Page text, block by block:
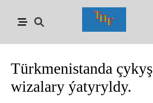
Türkmenistanda çykyş
wizalary ýatyryldy.